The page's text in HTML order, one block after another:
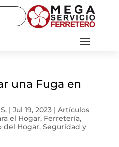
una Fuga en
| Jul 19, 2023| Artículos
el Hogar, Ferretería,
del Hogar, Seguridad y